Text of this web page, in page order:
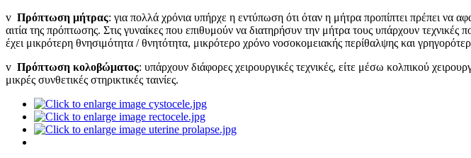
v Πρόπτωση μήτρας: για πολλά χρόνια υπήρχε η εντύπωση ότι όταν η μήτρα προπίπτει πρέπει να
αιτία της πρόπτωσης. Στις γυναίκες που επιθυμούν να διατηρήσυν την μήτρα τους υπάρχουν
έχει μικρότερη θνησιμότητα / θνητότητα, μικρότερο χρόνο νοσοκομειακής περίθαλψης και
v Πρόπτωση κολοβώματος: υπάρχουν διάφορες χειρουργικές τεχνικές, είτε μέσω κολπικού
μικρές συνθετικές στηρικτικές ταινίες.